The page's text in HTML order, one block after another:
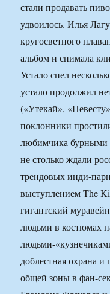
стали продавать
удвоилось. Илья
кругосветного
альбом и снимала
Устало спел
устало продолжил
(«Утекай»,
поклонники
любимчика бурными
не столько ждали
трендовых инди-
выступлением The
гигантский
людьми в костюмах
людьми-
доблестная охрана
общей зоны в фан-